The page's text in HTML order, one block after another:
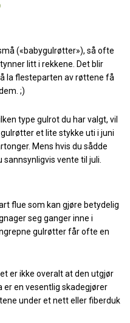
(«babygulrøtter»), så ofte
litt i rekkene. Det blir
la flesteparten av røttene få
;)
type gulrot du har valgt, vil
et lite stykke uti i juni
Mens hvis du sådde
vente til juli.
flue som kan gjøre betydelig
seg ganger inne i
gulrøtter får ofte en
er ikke overalt at den utgjør
er en vesentlig skadegjører
under et nett eller fiberduk